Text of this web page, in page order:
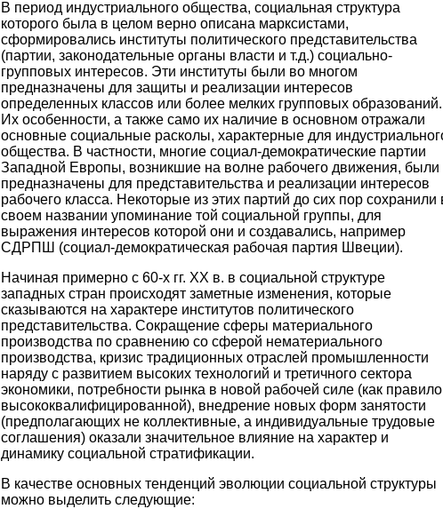
В период индустриального общества, социальная структура
которого была в целом верно описана марксистами,
сформировались институты политического представительства
(партии, законодательные органы власти и т.д.) социально-
групповых интересов. Эти институты были во многом
предназначены для защиты и реализации интересов
определенных классов или более мелких групповых образований.
Их особенности, а также само их наличие в основном отражали
основные социальные расколы, характерные для
общества. В частности, многие социал-демократические партии
Западной Европы, возникшие на волне рабочего движения, были
предназначены для представительства и реализации интересов
рабочего класса. Некоторые из этих партий до сих пор сохранили
своем названии упоминание той социальной группы, для
выражения интересов которой они и создавались, например
СДРПШ (социал-демократическая рабочая партия Швеции).
Начиная примерно с 60-х гг. XX в. в социальной структуре
западных стран происходят заметные изменения, которые
сказываются на характере институтов политического
представительства. Сокращение сферы материального
производства по сравнению со сферой нематериального
производства, кризис традиционных отраслей промышленности
наряду с развитием высоких технологий и третичного сектора
экономики, потребности рынка в новой рабочей силе (как
высококвалифицированной), внедрение новых форм занятости
(предполагающих не коллективные, а индивидуальные трудовые
соглашения) оказали значительное влияние на характер и
динамику социальной стратификации.
В качестве основных тенденций эволюции социальной структуры
можно выделить следующие: